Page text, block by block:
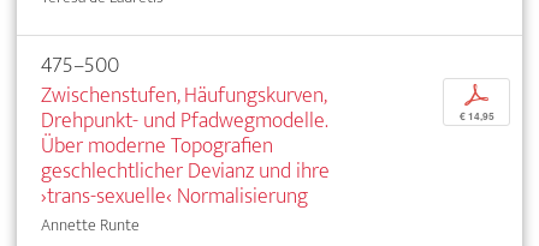
475–500
Zwischenstufen, Häufungskurven,
Drehpunkt- und Pfadwegmodelle.
Über moderne Topografien
geschlechtlicher Devianz und ihre
›trans-sexuelle‹ Normalisierung
Annette Runte
p
€ 14,95